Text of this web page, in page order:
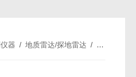
器 /地质雷达/探地雷达 / NJJ-105钢